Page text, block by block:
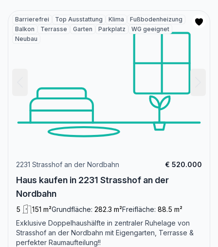
Barrierefrei Top Ausstattung Klima
Fußbodenheizung
Balkon
Terrasse Garten Parkplatz
WG geeignet
Neubau
2231 Strasshof an der Nordbahn € 520.000
Haus kaufen in 2231 Strasshof an der
Nordbahn
5 151 m²Grundfläche: 282.3 m²Freifläche: 88.5 m²
Exklusive Doppelhaushälfte in zentraler Ruhelage von
Strasshof an der Nordbahn mit Eigengarten, Terrasse &
perfekter Raumaufteilung!!